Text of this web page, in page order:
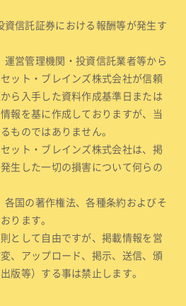
資信託証券における報酬等が発生す
運営管理機関・投資信託業者等から
ット・ブレインズ株式会社が信頼
ら入手した資料作成基準日または
報を基に作成しておりますが、当
ものではありません。
ット・ブレインズ株式会社は、掲
生した一切の損害について何らの
各国の著作権法、各種条約およびそ
ります。
として自由ですが、掲載情報を営
、アップロード、掲示、送信、頒
版等）する事は禁止します。